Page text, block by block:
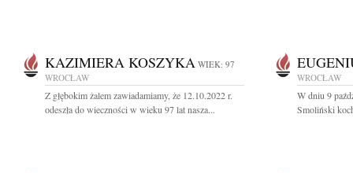
KAZIMIERA KOSZYKA WIEK: 97
WROCŁAW
Z głębokim żalem zawiadamiamy, że 12.10.2022 r.
odeszła do wieczności w wieku 97 lat nasza...
WROCŁAW
W dniu 9
Smoliński